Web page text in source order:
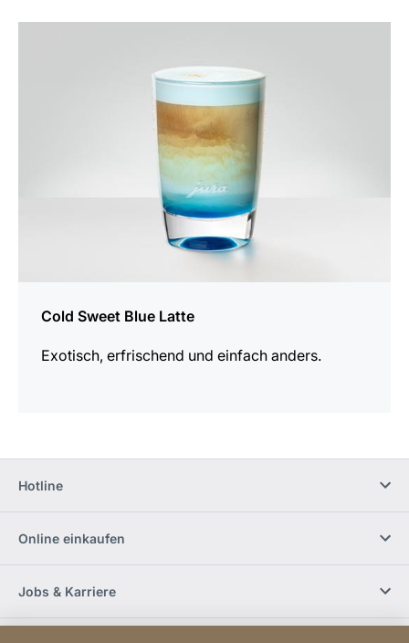
Cold Sweet Blue Latte
Exotisch, erfrischend und einfach anders.
Hotline
Online einkaufen
Jobs & Karriere